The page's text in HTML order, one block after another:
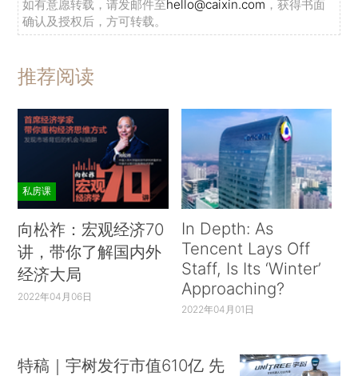
如有意愿转载，请发邮件至hello@caixin.com ，获得书面
确认及授权后，方可转载。
推荐阅读
私房课
向松祚：宏观经济70
讲，带你了解国内外
经济大局
2022年04月06日
In Depth: As
Tencent Lays Off
Staff, Is Its ‘Winter’
Approaching?
2022年04月01日
特稿｜宇树发行市值610亿 先